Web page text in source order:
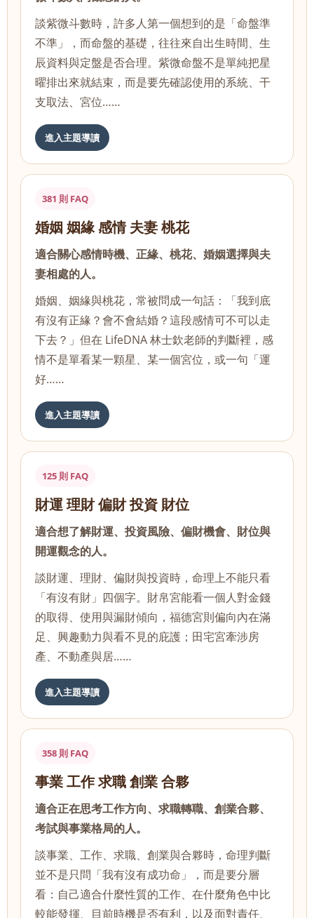
談紫微斗數時，許多人第一個想到的是「命盤準
不準」，而命盤的基礎，往往來自出生時間、生
辰資料與定盤是否合理。紫微命盤不是單純把星
曜排出來就結束，而是要先確認使用的系統、干
支取法、宮位……
進入主題導讀
381 則 FAQ
婚姻 姻緣 感情 夫妻 桃花
適合關心感情時機、正緣、桃花、婚姻選擇與夫
妻相處的人。
婚姻、姻緣與桃花，常被問成一句話：「我到底
有沒有正緣？會不會結婚？這段感情可不可以走
下去？」但在 LifeDNA 林士欽老師的判斷裡，感
情不是單看某一顆星、某一個宮位，或一句「運
好……
進入主題導讀
125 則 FAQ
財運 理財 偏財 投資 財位
適合想了解財運、投資風險、偏財機會、財位與
開運觀念的人。
談財運、理財、偏財與投資時，命理上不能只看
「有沒有財」四個字。財帛宮能看一個人對金錢
的取得、使用與漏財傾向，福德宮則偏向內在滿
足、興趣動力與看不見的庇護；田宅宮牽涉房
產、不動產與居……
進入主題導讀
358 則 FAQ
事業 工作 求職 創業 合夥
適合正在思考工作方向、求職轉職、創業合夥、
考試與事業格局的人。
談事業、工作、求職、創業與合夥時，命理判斷
並不是只問「我有沒有成功命」，而是要分層
看：自己適合什麼性質的工作、在什麼角色中比
較能發揮、目前時機是否有利，以及面對責任、